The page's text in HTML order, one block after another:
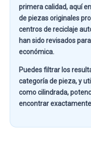
primera calidad, aquí
de piezas originales
centros de reciclaje
han sido revisados
económica.
Puedes filtrar los
categoría de pieza, y
comocilindrada,
encontrar